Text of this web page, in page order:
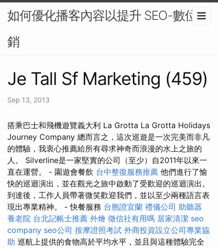
如何優化播客內容以提升 SEO-數位行
銷
Je Tall Sf Marketing (459)
Sep 13, 2013
搭乘巴士和飛機遊覽義大利 La Grotta La Grotta Holidays
Journey Company 總而言之，這次巡遊是一次完美而非凡
的體驗，我衷心推薦給所有尋求神奇而浪漫的水上之旅的
人。 Silverline是一家堅實的公司（至少）自2011年以來一
直在運營。 - 園遊會餐飲 台中整復服務推薦 他們進行了愉
快的巡迴演出，並在觀光之旅中啟動了受歡迎的巡迴演出。
到達後，工作人員帶著微笑歡迎我們，並以至少兩種語言表
現出專業精神。 - 快餐服務 台胞證宜蘭 禮儀公司 助聽器
養老院 台北記帳士推薦 外燴 徵信社有用嗎 居家清潔 seo
company seo公司 按摩證照考試 外商投資設立公司專業協
助 巡航上提供的食物高於平均水平，並且與這種體驗完全